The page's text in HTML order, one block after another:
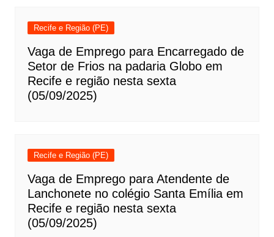
Recife e Região (PE)
Vaga de Emprego para Encarregado de
Setor de Frios na padaria Globo em
Recife e região nesta sexta
(05/09/2025)
Recife e Região (PE)
Vaga de Emprego para Atendente de
Lanchonete no colégio Santa Emília em
Recife e região nesta sexta
(05/09/2025)